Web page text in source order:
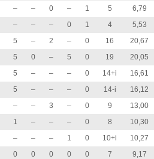
– – 0 – 1 5
6,79
– – – 0 1 4
5,53
5 – 2 – 0 16
20,67
5 0 – 5 0 19
20,05
5 – – – 0 14+i
16,61
5 – – – 0 14-i
16,12
– – 3 – 0 9
13,00
1 – – – 0 8
10,30
– – – 1 0 10+i
10,27
0 0 0 0 0 7
9,17